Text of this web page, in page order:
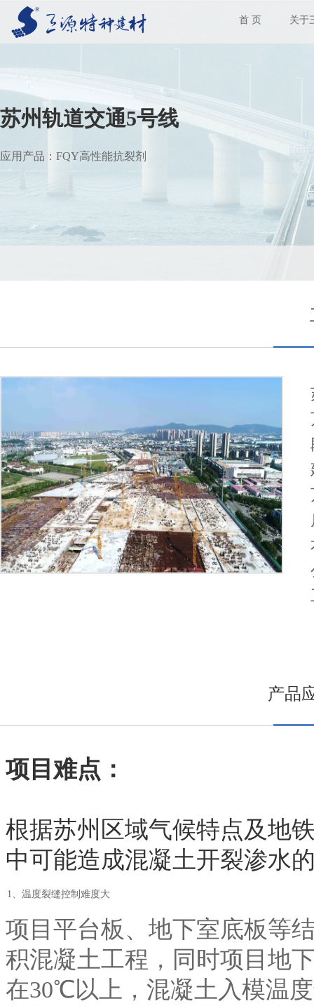
首 页 关于
苏州轨道交通5号线
应用产品：FQY高性能抗裂剂
产品
项目难点：
根据苏州区域气候特点及地
中可能造成混凝土开裂渗水
1、温度裂缝控制难度大
项目平台板、地下室底板等
积混凝土工程，同时项目地
在30℃以上，混凝土入模温